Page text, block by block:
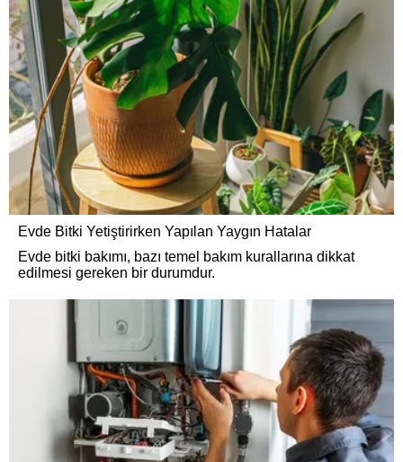
Evde Bitki Yetiştirirken Yapılan Yaygın Hatalar
Evde bitki bakımı, bazı temel bakım kurallarına dikkat
edilmesi gereken bir durumdur.